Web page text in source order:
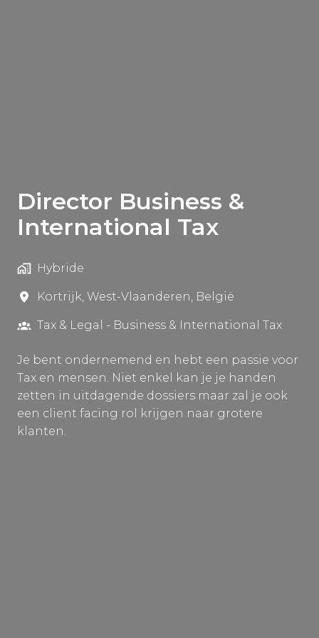
Director Business &
International Tax
Hybride
Kortrijk, West-Vlaanderen, België
Tax & Legal - Business & International Tax
Je bent ondernemend en hebt een passie voor
Tax en mensen. Niet enkel kan je je handen
zetten in uitdagende dossiers maar zal je ook
een client facing rol krijgen naar grotere
klanten.